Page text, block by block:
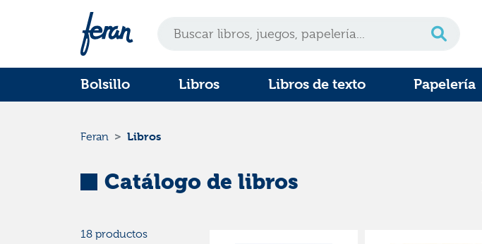
Bolsillo Libros Libros de texto Papelería
Feran Libros
Catálogo de libros
18 productos